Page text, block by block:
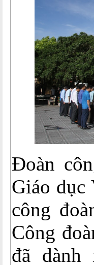
Đoàn
Giáo dục
công
Công
đã dành